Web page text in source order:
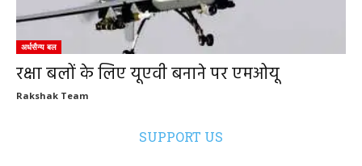
अर्धसैन्य बल
रक्षा बलों के लिए यूएवी बनाने पर एमओयू
Rakshak Team
SUPPORT US